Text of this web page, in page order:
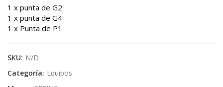
1 x punta de G2
1 x punta de G4
1 x Punta de P1
SKU: N/D
Categoría: Equipos